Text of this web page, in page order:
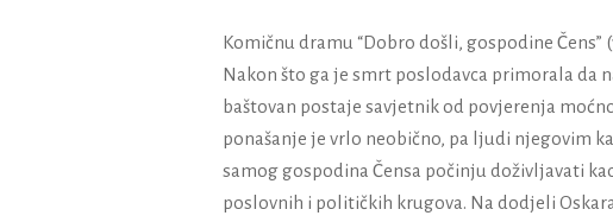
Komičnu dramu “Dobro došli, gospodine Čens”
Nakon što ga je smrt poslodavca primorala da
baštovan postaje savjetnik od povjerenja
ponašanje je vrlo neobično, pa ljudi njegovim
samog gospodina Čensa počinju doživljavati
poslovnih i političkih krugova. Na dodjeli